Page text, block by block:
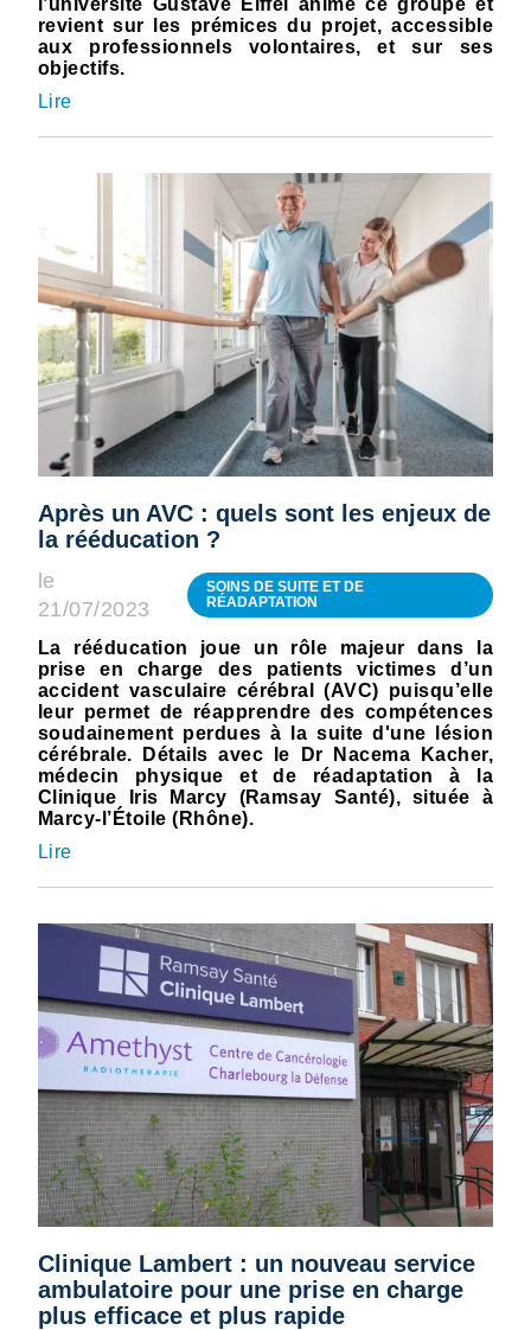
l’université Gustave Eiffel anime ce groupe et
revient sur les prémices du projet, accessible
aux professionnels volontaires, et sur ses
objectifs.
Lire
Après un AVC : quels sont les enjeux de
la rééducation ?
le
21/07/2023
SOINS DE SUITE ET DE
RÉADAPTATION
La rééducation joue un rôle majeur dans la
prise en charge des patients victimes d’un
accident vasculaire cérébral (AVC) puisqu’elle
leur permet de réapprendre des compétences
soudainement perdues à la suite d'une lésion
cérébrale. Détails avec le Dr Nacema Kacher,
médecin physique et de réadaptation à la
Clinique Iris Marcy (Ramsay Santé), située à
Marcy-l’Étoile (Rhône).
Lire
Clinique Lambert : un nouveau service
ambulatoire pour une prise en charge
plus efficace et plus rapide